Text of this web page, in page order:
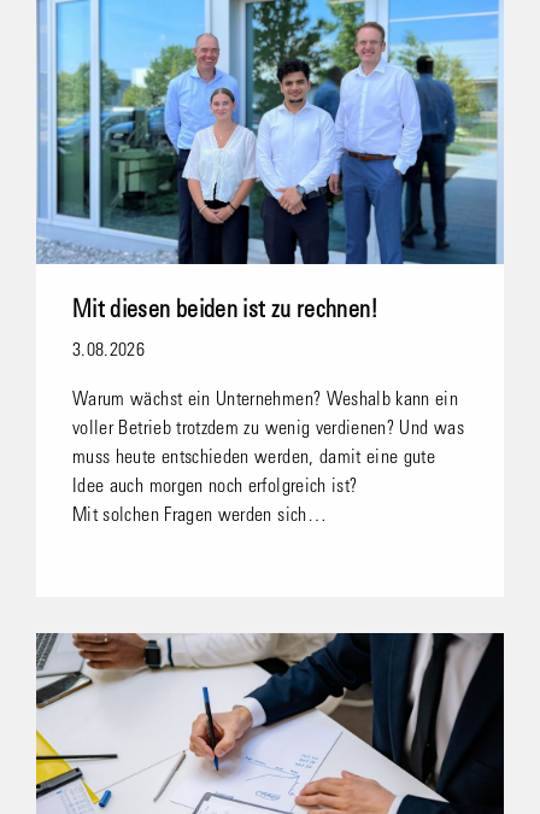
Mit diesen beiden ist zu rechnen!
3.08.2026
Warum wächst ein Unternehmen? Weshalb kann ein
voller Betrieb trotzdem zu wenig verdienen? Und was
muss heute entschieden werden, damit eine gute
Idee auch morgen noch erfolgreich ist?
Mit solchen Fragen werden sich…